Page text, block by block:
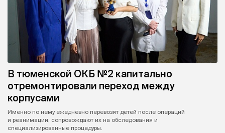
В тюменской ОКБ №2 капитально
отремонтировали переход между
корпусами
Именно по нему ежедневно перевозят детей после операций
и реанимации, сопровождают их на обследования и
специализированные процедуры.